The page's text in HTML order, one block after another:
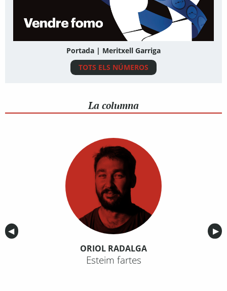
Portada | Meritxell Garriga
TOTS ELS NÚMEROS
La columna
Anterior
◀︎ ▶︎
ORIOL RADALGA
Esteim fartes